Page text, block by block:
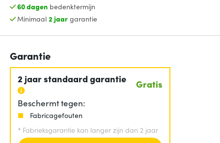
60 dagenbedenktermijn
Minimaal 2 jaargarantie
Garantie
2 jaar standaard garantie Gratis
Beschermt tegen:
Fabricagefouten
* Fabrieksgarantie kan langer zijn dan 2 jaar